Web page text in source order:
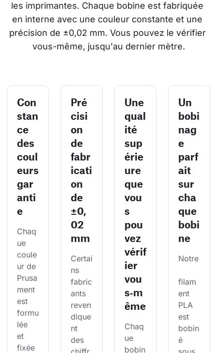
les imprimantes. Chaque bobine est fabriquée
en interne avec une couleur constante et une
précision de ±0,02 mm. Vous pouvez le vérifier
vous-même, jusqu'au dernier mètre.
Con
stan
ce
des
coul
eurs
gar
anti
e
Chaq
ue
coule
ur de
Prusa
ment
est
formu
lée
et
fixée
Pré
cisi
on
de
fabr
icati
on
de
±0,
02
mm
Certai
ns
fabric
ants
reven
dique
nt
des
Une
qual
ité
sup
érie
ure
que
vou
s
pou
vez
vérif
ier
vou
s‑m
ême
Chaq
ue
bobin
Un
bobi
nag
e
parf
ait
sur
cha
que
bobi
ne
Notre
filam
ent
PLA
est
bobin
é